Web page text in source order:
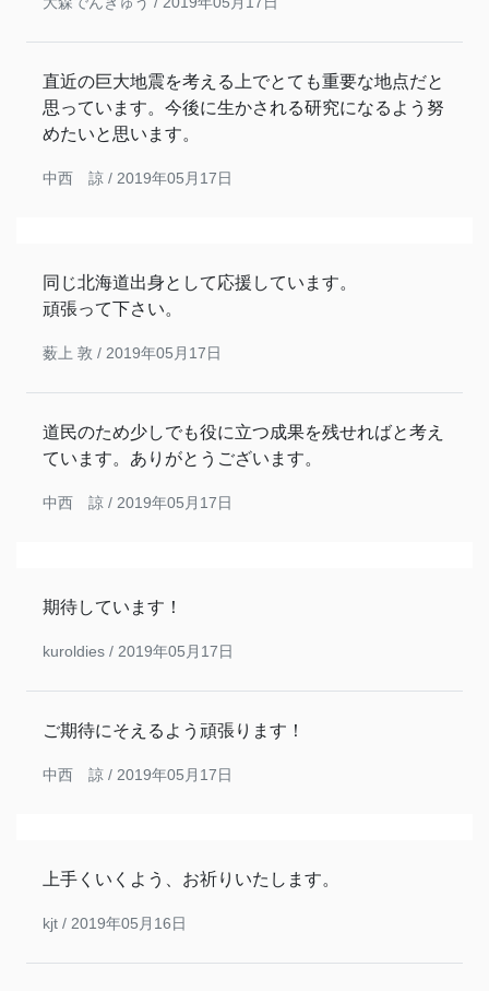
直近の巨大地震を考える上でとても重要な地点だと
思っています。今後に生かされる研究になるよう努
めたいと思います。
中西 諒 / 2019年05月17日
同じ北海道出身として応援しています。
頑張って下さい。
薮上 敦 / 2019年05月17日
道民のため少しでも役に立つ成果を残せればと考え
ています。ありがとうございます。
中西 諒 / 2019年05月17日
期待しています！
kuroldies / 2019年05月17日
ご期待にそえるよう頑張ります！
中西 諒 / 2019年05月17日
上手くいくよう、お祈りいたします。
kjt / 2019年05月16日